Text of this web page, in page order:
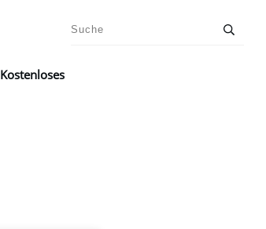
Kostenloses